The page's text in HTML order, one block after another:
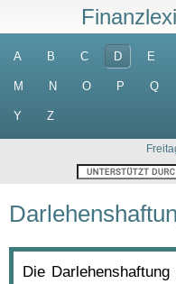
A B C D E
M N O P Q
Y Z
Die